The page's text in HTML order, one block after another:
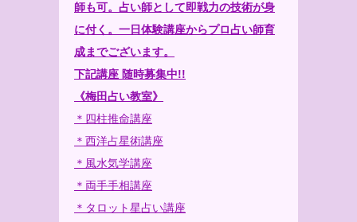
師も可。占い師として即戦力の技術が身
に付く。一日体験講座からプロ占い師育
成までございます。
下記講座 随時募集中!!
《梅田占い教室》
＊四柱推命講座
＊西洋占星術講座
＊風水気学講座
＊両手手相講座
＊タロット星占い講座